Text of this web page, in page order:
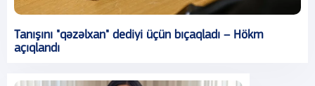
Tanışını "qəzəlxan" dediyi üçün bıçaqladı – Hökm
açıqlandı